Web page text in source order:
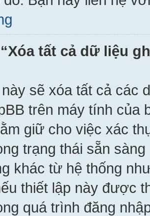
tất cả dữ liệu
sẽ xóa tất cả các
trên máy tính của
giữ cho việc xác
trạng thái sẵn
khác từ hệ thống
thiết lập này được
quá trình đăng